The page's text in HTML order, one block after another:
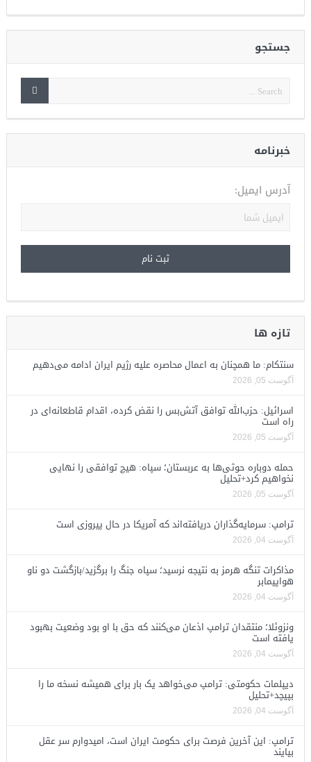
جستجو
خبرنامه
آدرس ایمیل:
تازه ها
سنتکام: ما همچنان به اعمال محاصره علیه رژیم ایران ادامه می‌دهیم
آگوست 05, 2026
اسرائیل: حزب‌الله توافق آتش‌بس را نقض کرده، اقدام قاطعانه‌ای در
راه است
آگوست 05, 2026
حمله دوباره حوثی‌ها به عربستان؛ سپاه: هیچ توافقی را نهایی
نخواهیم کرد+تحلیل
آگوست 05, 2026
ترامپ: سرمایه‌گذاران دریافته‌اند که آمریکا در حال پیروزی است
آگوست 04, 2026
مذاکرات تنگه هرمز به نتیجه نرسید؛ سپاه جنگ را برگزید/بازگشت دو ناو
هواپیمابر
آگوست 04, 2026
ونزوئلا؛ منتقدان ترامپ اذعان می‌کنند که حق با او بود وضعیت بهبود
یافته است
آگوست 04, 2026
دیپلمات حکومتی: ترامپ می‌خواهد یک بار برای همیشه نسخه ما را
بپیچد+تحلیل
آگوست 04, 2026
ترامپ: این آخرین فرصت برای حکومت ایران است، امیدوارم سر عقل
بیایند